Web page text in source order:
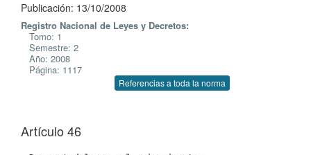
Publicación: 13/10/2008
Registro Nacional de Leyes y Decretos:
Tomo: 1
Semestre: 2
Año: 2008
Página: 1117
Referencias a toda la norma
Artículo 46